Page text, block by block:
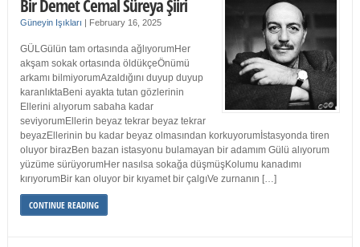
Bir Demet Cemal Süreya Şiiri
Güneyin Işıkları | February 16, 2025
GÜLGülün tam ortasında ağlıyorumHer
akşam sokak ortasında öldükçeÖnümü
arkamı bilmiyorumAzaldığını duyup duyup
karanlıktaBeni ayakta tutan gözlerinin
Ellerini alıyorum sabaha kadar
seviyorumEllerin beyaz tekrar beyaz tekrar
beyazEllerinin bu kadar beyaz olmasından korkuyorumİstasyonda tiren
oluyor birazBen bazan istasyonu bulamayan bir adamım Gülü alıyorum
yüzüme sürüyorumHer nasılsa sokağa düşmüşKolumu kanadımı
kırıyorumBir kan oluyor bir kıyamet bir çalgıVe zurnanın […]
CONTINUE READING